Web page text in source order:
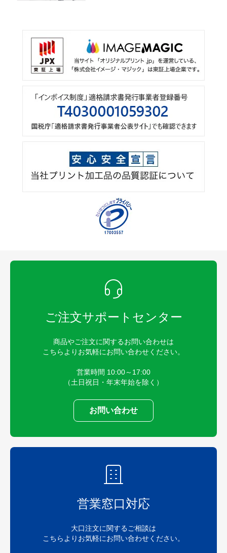
ご注文サポートセンター
商品やご注文に関するお問い合わせは
こちらよりお気軽にお問い合わせください。
営業時間 10:00～17:00
（土日祝日・年末年始を除く）
お問い合わせ
営業窓口対応
大口注文に関するご相談は
こちらよりお気軽にお問い合わせください。